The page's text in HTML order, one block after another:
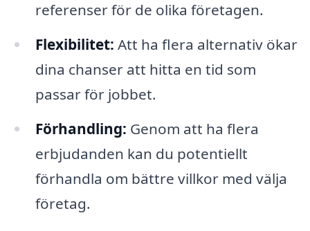
referenser för de olika företagen.
Flexibilitet: Att ha flera alternativ ökar
dina chanser att hitta en tid som
passar för jobbet.
Förhandling: Genom att ha flera
erbjudanden kan du potentiellt
förhandla om bättre villkor med välja
företag.